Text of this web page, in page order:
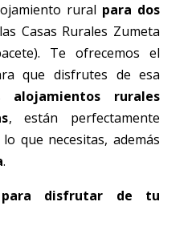
rural para dos
Casas Rurales Zumeta
Te ofrecemos el
que disfrutes de esa
alojamientos rurales
, están perfectamente
que necesitas, además
.
disfrutar de tu